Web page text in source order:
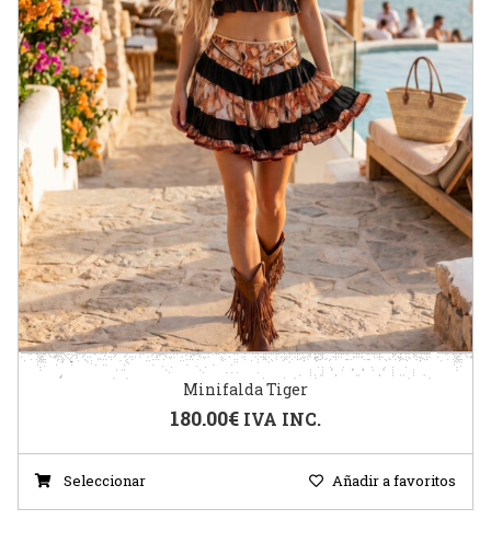
Minifalda Tiger
180.00€ IVA INC.
Seleccionar Añadir a favoritos